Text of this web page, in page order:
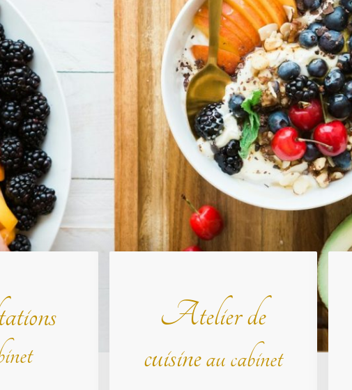
Atelier de
cuisineau cabinet